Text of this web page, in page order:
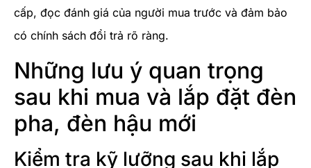
cấp, đọc đánh giá của người mua trước và đảm bảo
có chính sách đổi trả rõ ràng.
Những lưu ý quan trọng
sau khi mua và lắp đặt đèn
pha, đèn hậu mới
Kiểm tra kỹ lưỡng sau khi lắp